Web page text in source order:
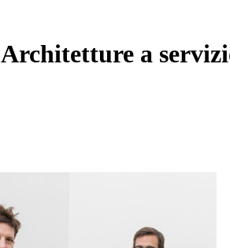
Architetture a